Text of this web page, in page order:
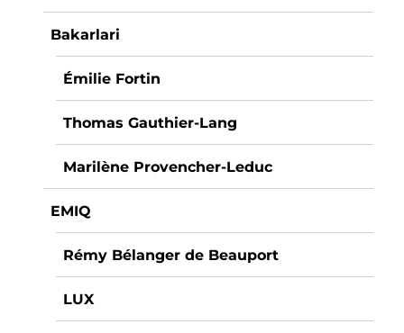
Bakarlari
Émilie Fortin
Thomas Gauthier-Lang
Marilène Provencher-Leduc
EMIQ
Rémy Bélanger de Beauport
LUX